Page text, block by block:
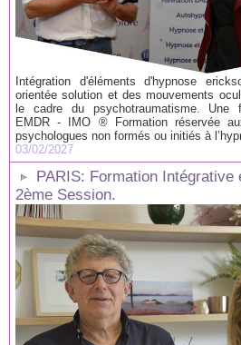
Intégration d'éléments d'hypnose
orientée solution et des mouvements
le cadre du psychotraumatisme. Une
EMDR - IMO ® Formation réservée
psychologues non formés ou initiés à
03/02/2027
PARIS: Formation
2ème Session.